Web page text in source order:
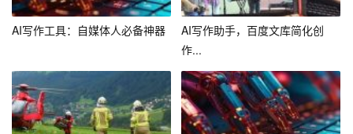
总之，编写业务员工作计划需要明确目标、分析市场、制
定策略、安排工作计划、提升自身能力以及保持良好的心
态。只有这样，业务员才能更好地完成工作任务，实现工
作目标。希望以上内容对您有所帮助。
AI写作工具：自媒体人必备神器
AI写作助手，百度文库简化创
作...